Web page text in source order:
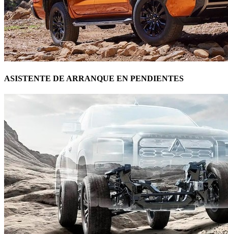
ASISTENTE DE ARRANQUE EN PENDIENTES